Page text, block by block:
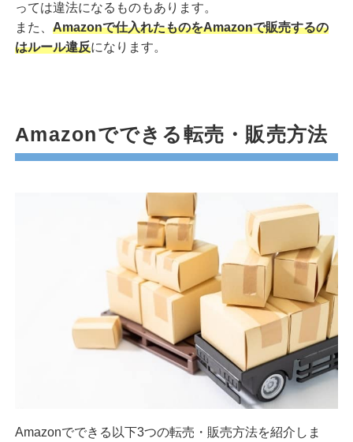
っては違法になるものもあります。
また、 Amazonで仕入れたものをAmazonで販売するの
はルール違反になります。
Amazonでできる転売・販売方法
Amazonでできる以下3つの転売・販売方法を紹介しま